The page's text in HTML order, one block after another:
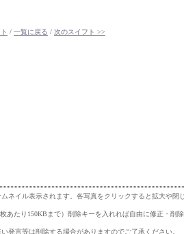
/ 一覧に戻る / 次のスイフト >>
ムネイル表示されます。各写真をクリックすると拡大や閉
あたり150KBまで）削除キーを入れれば自由に修正・削除
発言等は削除する場合がありますのでご了承ください。